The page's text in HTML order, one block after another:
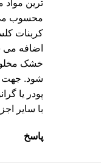
ترین مواد
محسوب می
کربنات
اضافه می
خشک
شود. جهت
پودر یا
با سایر
پاسخ